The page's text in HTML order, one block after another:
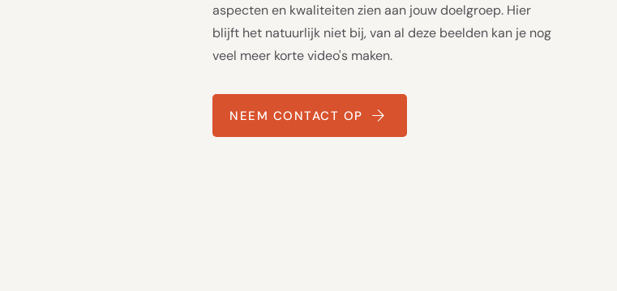
aspecten en kwaliteiten zien aan jouw doelgroep. Hier
blijft het natuurlijk niet bij, van al deze beelden kan je nog
veel meer korte video's maken.
NEEM CONTACT OP